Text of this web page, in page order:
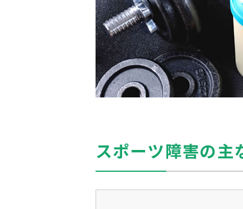
スポーツ障害の主